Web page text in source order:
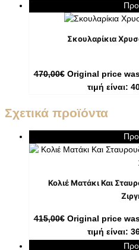
Σκουλαρίκια
470,00€ Original price
τιμή είναι:
Σχετικά προϊόντα
Κολιέ Ματάκι Και
415,00€ Original price
τιμή είναι: